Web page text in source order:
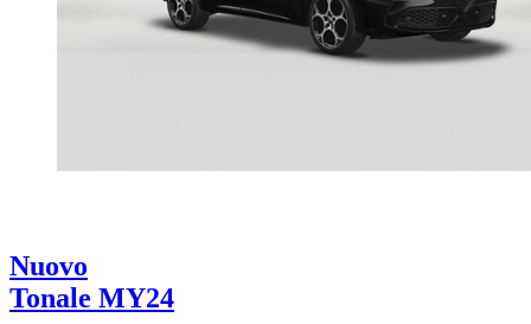
Nuovo
Tonale MY24